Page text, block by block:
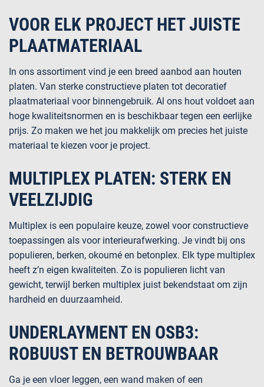
VOOR ELK PROJECT HET JUISTE
PLAATMATERIAAL
In ons assortiment vind je een breed aanbod aan houten
platen. Van sterke constructieve platen tot decoratief
plaatmateriaal voor binnengebruik. Al ons hout voldoet aan
hoge kwaliteitsnormen en is beschikbaar tegen een eerlijke
prijs. Zo maken we het jou makkelijk om precies het juiste
materiaal te kiezen voor je project.
MULTIPLEX PLATEN: STERK EN
VEELZIJDIG
Multiplex is een populaire keuze, zowel voor constructieve
toepassingen als voor interieurafwerking. Je vindt bij ons
populieren, berken, okoumé en betonplex. Elk type multiplex
heeft z’n eigen kwaliteiten. Zo is populieren licht van
gewicht, terwijl berken multiplex juist bekendstaat om zijn
hardheid en duurzaamheid.
UNDERLAYMENT EN OSB3:
ROBUUST EN BETROUWBAAR
Ga je een vloer leggen, een wand maken of een